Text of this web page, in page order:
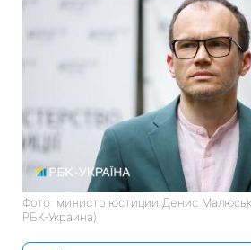
Фото: министр юстиции Денис
РБК-Украина)